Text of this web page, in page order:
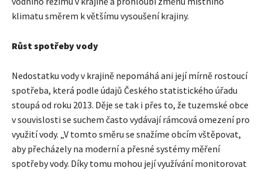
klimatu směrem k většímu vysoušení krajiny.
Růst spotřeby vody
Nedostatku vody v krajině nepomáhá ani její mírně rostoucí
spotřeba, která podle údajů Českého statistického úřadu
stoupá od roku 2013. Děje se tak i přes to, že tuzemské obce
v souvislosti se suchem často vydávají rámcová omezení pro
využití vody. „V tomto směru se snažíme obcím vštěpovat,
aby přecházely na moderní a přesné systémy měření
spotřeby vody. Díky tomu mohou její využívání monitorovat